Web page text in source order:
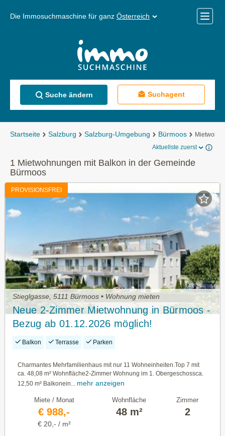
Die Immosuchmaschine für ganz Österreich
Menü
Suche ändern Suchagent
Startseite Salzburg Salzburg-Umgebung Bürmoos
Aktuellste zuerst
1 Mietwohnungen mit Balkon in der Gemeinde
Bürmoos
PROVISIONSFREI
Stieglgasse, 5111 Bürmoos • Wohnung mieten
Neue 2-Zimmer Mietwohnung in Bürmoos -
Bezug ab 01.12.2026 möglich!
Balkon Terrasse Parken
Charmantes Mehrfamilienhaus mit nur 11 Wohneinheiten.Top 7 mit
ca. 48,08 m² Wohnfläche2-Zimmer Wohnung im 1. Obergeschossca.
12,50 m² Balkonein...
mehr anzeigen
Miete / Monat
€ 988,-
€ 20,- / m²
Wohnfläche
48 m²
Zimmer
2